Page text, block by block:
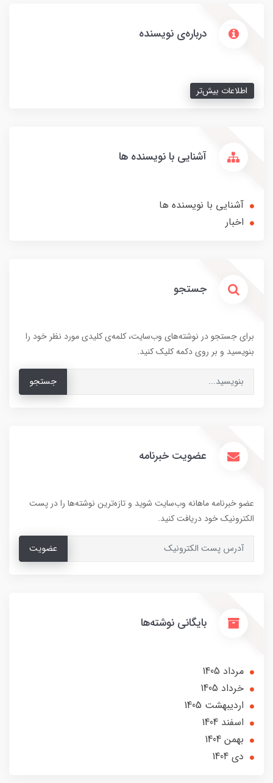
درباره‌ی نویسنده
اطلاعات بیش‌تر
آشنایی با نویسنده ها
آشنایی با نویسنده ها
اخبار
جستجو
برای جستجو در نوشته‌های وب‌سایت، کلمه‌ی کلیدی مورد نظر خود را
بنویسید و بر روی دکمه کلیک کنید.
جستجو
عضویت خبرنامه
عضو خبرنامه ماهانه وب‌سایت شوید و تازه‌ترین نوشته‌ها را در پست
الکترونیک خود دریافت کنید.
عضویت
بایگانی نوشته‌ها
مرداد 1405
خرداد 1405
ارديبهشت 1405
اسفند 1404
بهمن 1404
دی 1404